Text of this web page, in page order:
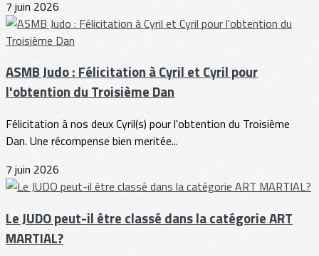
7 juin 2026
ASMB Judo : Félicitation à Cyril et Cyril pour
l'obtention du Troisième Dan
Félicitation à nos deux Cyril(s) pour l'obtention du Troisième
Dan. Une récompense bien meritée...
7 juin 2026
Le JUDO peut-il être classé dans la catégorie ART
MARTIAL?